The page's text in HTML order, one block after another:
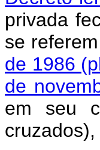
privada
se
de 1986
de
em seu